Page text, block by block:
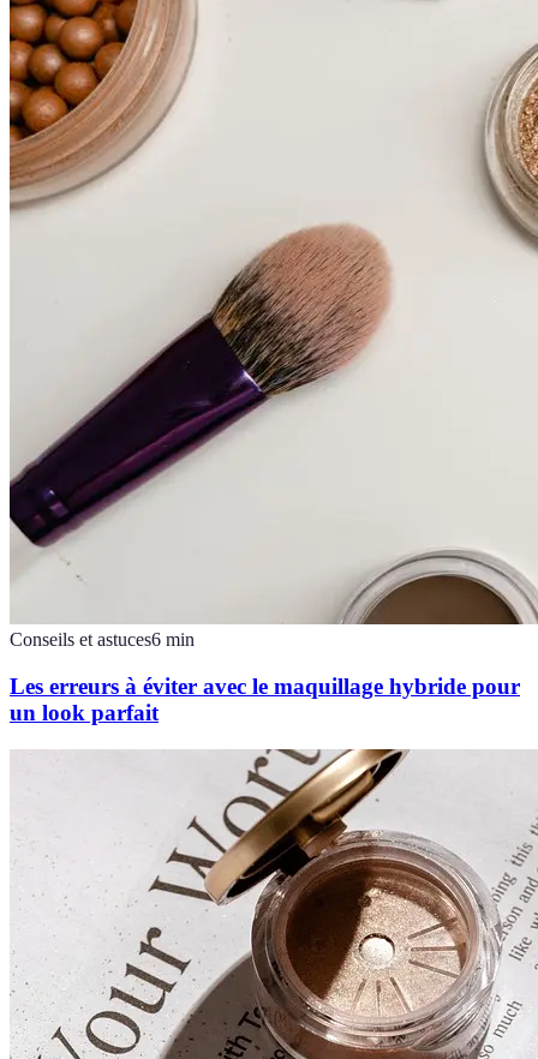
Conseils et astuces6 min
Les erreurs à éviter avec le maquillage hybride pour
un look parfait